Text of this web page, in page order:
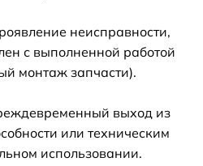
неисправности,
с выполненной работой
монтаж запчасти).
выход из
или техническим
использовании.